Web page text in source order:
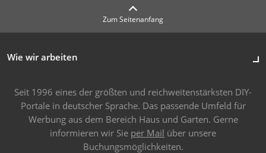
Zum Seitenanfang
Wie wir arbeiten
Seit 1996 eines der größten und reichweitenstärksten DIY-
Portale in deutscher Sprache. Das passende Umfeld für
Werbung aus dem Bereich Haus und Garten. Gerne
informieren wir Sie per Mail über unsere
Buchungsmöglichkeiten.